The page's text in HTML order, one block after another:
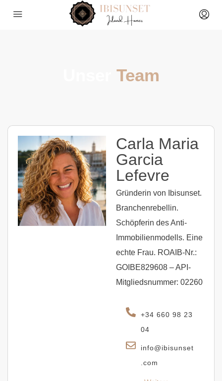
Team
Carla Maria
Garcia
Lefevre
Gründerin von Ibisunset.
Branchenrebellin.
Schöpferin des Anti-
Immobilienmodells. Eine
echte Frau. ROAIB-Nr.:
GOIBE829608 – API-
Mitgliedsnummer: 02260
+34 660 98 23
04
info@ibisunset
.com